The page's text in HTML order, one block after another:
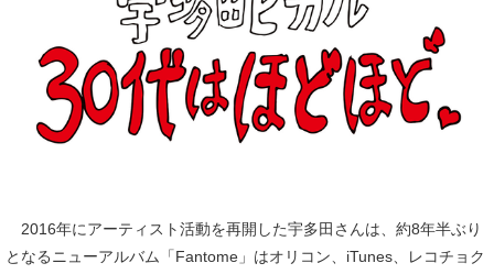
2016年にアーティスト活動を再開した宇多田さんは、約8年半ぶり
となるニューアルバム「Fantome」はオリコン、iTunes、レコチョク